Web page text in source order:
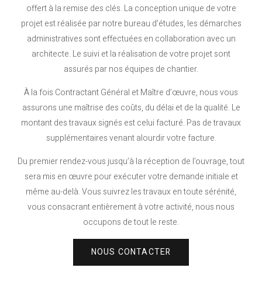
offert à la remise des clés. La conception unique de votre
projet est réalisée par notre bureau d’études, les démarches
administratives sont effectuées en collaboration avec un
architecte. Le suivi et la réalisation de votre projet sont
assurés par nos équipes de chantier.
À la fois Contractant Général et Maître d’œuvre, nous vous
assurons une maîtrise des coûts, du délai et de la qualité. Le
montant des travaux signés est celui facturé. Pas de travaux
supplémentaires venant alourdir votre facture.
Du premier rendez-vous jusqu’à la réception de l’ouvrage, tout
sera mis en œuvre pour exécuter votre demande initiale et
même au-delà. Vous suivrez les travaux en toute sérénité,
vous consacrant entièrement à votre activité, nous nous
occupons de tout le reste.
NOUS CONTACTER